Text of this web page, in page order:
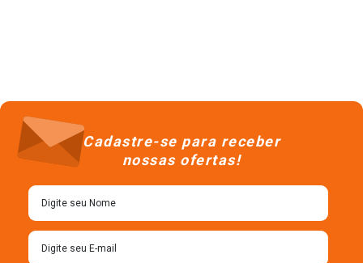
Cadastre-se para receber
nossas ofertas!